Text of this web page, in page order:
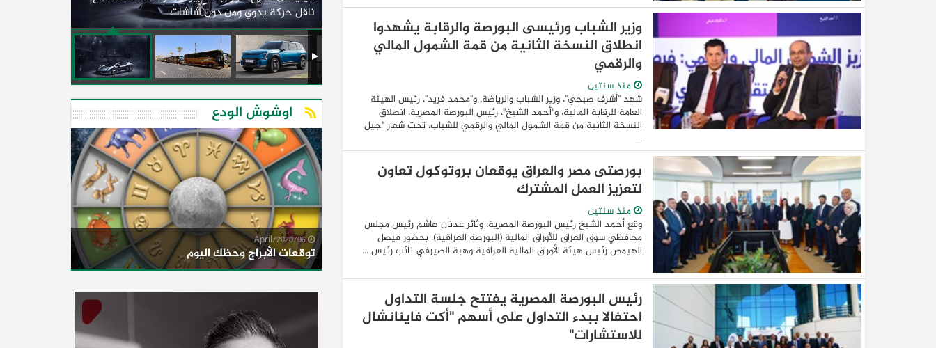
وزير الشباب ورئيسى البورصة والرقابة يشهدوا
انطلاق النسخة الثانية من قمة الشمول المالي
والرقمي
منذ سنتين
شهد "أشرف صبحي"، وزير الشباب والرياضة، و"محمد فريد"، رئيس الهيئة
العامة للرقابة المالية، و"أحمد الشيخ"، رئيس البورصة المصرية، انطلاق
النسخة الثانية من قمة الشمول المالي والرقمي للشباب، تحت شعار "جيل
...
بورصتى مصر والعراق يوقعان بروتوكول تعاون
لتعزيز العمل المشترك
منذ سنتين
وقع أحمد الشيخ رئيس البورصة المصرية، وثائر عدنان هاشم رئيس مجلس
محافظي سوق العراق للأوراق المالية (البورصة العراقية)، بحضور فيصل
الهيمص رئيس هيئة الأوراق المالية العراقية وهبة الصيرفي نائب رئيس ...
رئيس البورصة المصرية يفتتح جلسة التداول
احتفالا ببدء التداول على أسهم "أكت فاينانشال
للاستشارات"
ناقل حركة يدوي ومن دون شاشات
(السوبرجيت)
العائلية
اوشوش الودع
06/April/2020
توقعات الأبراج وحظك اليوم